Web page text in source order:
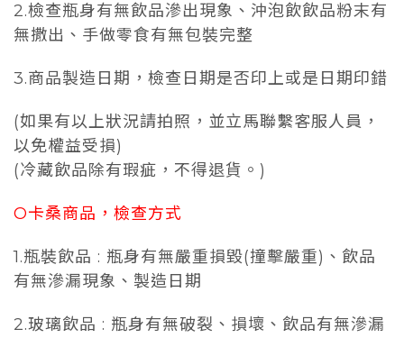
2.檢查瓶身有無飲品滲出現象、沖泡飲飲品粉末有
無撒出、手做零食有無包裝完整
3.商品製造日期，檢查日期是否印上或是日期印錯
(如果有以上狀況請拍照，並立馬聯繫客服人員，
以免權益受損)
(冷藏飲品除有瑕疵，不得退貨。)
O卡桑商品，檢查方式
1.瓶裝飲品 : 瓶身有無嚴重損毀(撞擊嚴重)、飲品
有無滲漏現象、製造日期
2.玻璃飲品 : 瓶身有無破裂、損壞、飲品有無滲漏